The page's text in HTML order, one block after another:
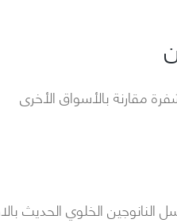
مقارنة بالأسواق الأخرى
النانوجين الخلوي الحديث